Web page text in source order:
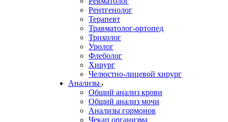
Рентгенолог
Терапевт
Травматолог-ортопед
Трихолог
Уролог
Флеболог
Хирург
Челюстно-лицевой хирург
Анализы
Общий анализ крови
Общий анализ мочи
Анализы гормонов
Чекап организма